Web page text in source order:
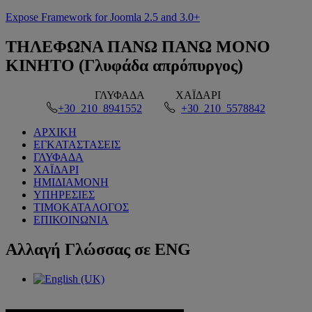
Expose Framework for Joomla 2.5 and 3.0+
ΤΗΛΕΦΩΝΑ ΠΑΝΩ ΠΑΝΩ ΜΟΝΟ
ΚΙΝΗΤΟ (Γλυφάδα απρόπυργος)
ΓΛΥΦΑΔΑ ΧΑΪΔΑΡΙ
+30 210 8941552 +30 210 5578842
ΑΡΧΙΚΗ
ΕΓΚΑΤΑΣΤΑΣΕΙΣ
ΓΛΥΦΑΔΑ
ΧΑΪΔΑΡΙ
ΗΜΙΔΙΑΜΟΝΗ
ΥΠΗΡΕΣΙΕΣ
ΤΙΜΟΚΑΤΑΛΟΓΟΣ
ΕΠΙΚΟΙΝΩΝΙΑ
Αλλαγή Γλώσσας σε ENG